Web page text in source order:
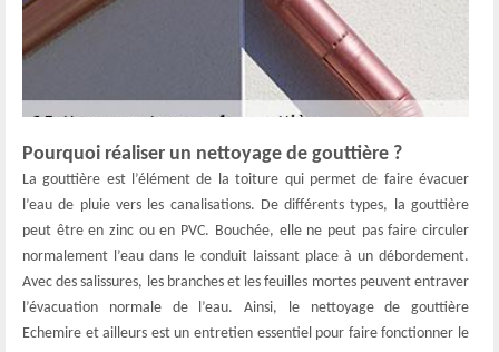
Pourquoi réaliser un nettoyage de gouttière ?
La gouttière est l’élément de la toiture qui permet de faire évacuer
l’eau de pluie vers les canalisations. De différents types, la gouttière
peut être en zinc ou en PVC. Bouchée, elle ne peut pas faire circuler
normalement l’eau dans le conduit laissant place à un débordement.
Avec des salissures, les branches et les feuilles mortes peuvent entraver
l’évacuation normale de l’eau. Ainsi, le nettoyage de gouttière
Echemire et ailleurs est un entretien essentiel pour faire fonctionner le